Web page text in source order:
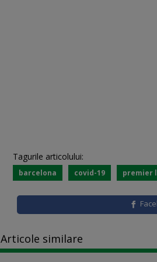
Tagurile articolului:
barcelona covid-19 premier
Articole similare